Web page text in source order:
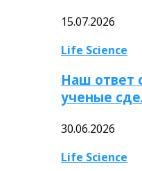
15.07.2026
Life Science
Наш ответ
ученые
30.06.2026
Life Science